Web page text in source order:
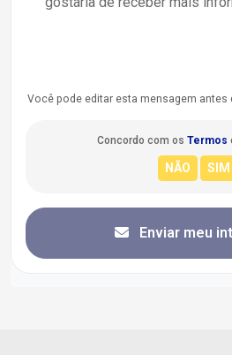
Você pode editar esta mensagem antes
Concordo com os Termos
Enviar meu